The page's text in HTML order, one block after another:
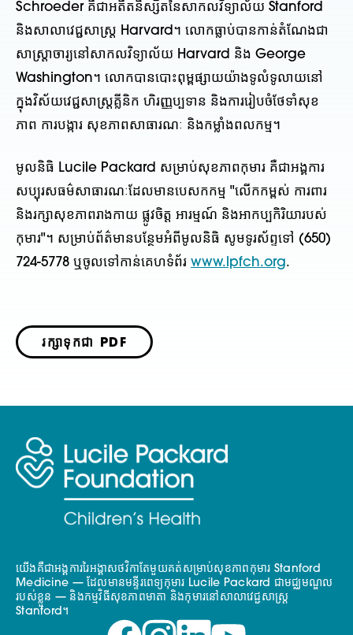
Schroeder គឺជាអតីតនិស្សិតនៃសាកលវិទ្យាល័យ Stanford
និងសាលាវេជ្ជសាស្ត្រ Harvard។ លោកធ្លាប់បានកាន់តំណែងជា
សាស្ត្រាចារ្យនៅសាកលវិទ្យាល័យ Harvard និង George
Washington។ លោកបានបោះពុម្ពផ្សាយយ៉ាងទូលំទូលាយនៅ
ក្នុងវិស័យវេជ្ជសាស្ត្រគ្លីនិក ហិរញ្ញប្បទាន និងការរៀបចំថែទាំសុខ
ភាព ការបង្ការ សុខភាពសាធារណៈ និងកម្លាំងពលកម្ម។
មូលនិធិ Lucile Packard សម្រាប់សុខភាពកុមារ គឺជាអង្គការ
សប្បុរសធម៌សាធារណៈដែលមានបេសកកម្ម "លើកកម្ពស់ ការពារ
និងរក្សាសុខភាពរាងកាយ ផ្លូវចិត្ត អារម្មណ៍ និងអាកប្បកិរិយារបស់
កុមារ"។ សម្រាប់ព័ត៌មានបន្ថែមអំពីមូលនិធិ សូមទូរស័ព្ទទៅ (650)
724-5778 ឬចូលទៅកាន់គេហទំព័រ www.lpfch.org.
រក្សាទុកជា PDF
យើងគឺជាអង្គការរៃអង្គាសថវិកាតែមួយគត់សម្រាប់សុខភាពកុមារ Stanford
Medicine — ដែលមានមន្ទីរពេទ្យកុមារ Lucile Packard ជាមជ្ឈមណ្ឌល
របស់ខ្លួន — និងកម្មវិធីសុខភាពមាតា និងកុមារនៅសាលាវេជ្ជសាស្ត្រ
Stanford។